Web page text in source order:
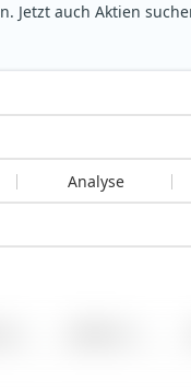
Jetzt auch Aktien
Analyse